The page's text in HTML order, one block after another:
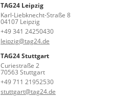
TAG24 Leipzig
Karl-Liebknecht-Straße 8
04107 Leipzig
+49 341 24250430
leipzig@tag24.de
TAG24 Stuttgart
Curiestraße 2
70563 Stuttgart
+49 711 21952530
stuttgart@tag24.de